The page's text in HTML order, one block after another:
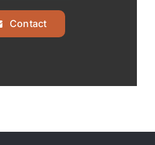
Contact